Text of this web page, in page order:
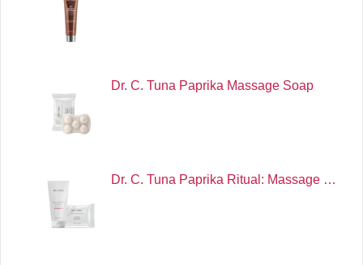
Dr. C. Tuna Paprika Massage Soap
Dr. C. Tuna Paprika Ritual: Massage …